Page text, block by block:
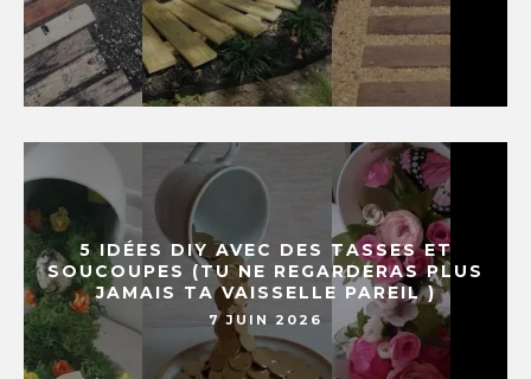
5 IDÉES DIY AVEC DES TASSES ET
SOUCOUPES (TU NE REGARDERAS PLUS
JAMAIS TA VAISSELLE PAREIL )
7 JUIN 2026